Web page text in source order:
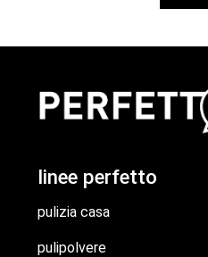
linee perfetto
pulizia casa
pulipolvere